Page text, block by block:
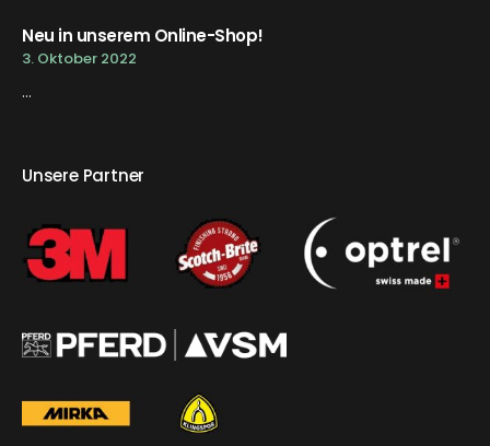
Neu in unserem Online-Shop!
3. Oktober 2022
...
Unsere Partner